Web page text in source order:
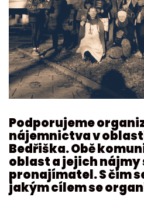
Podporujeme
nájemnictva v
Bedřiška. Obě
oblast a jejich
pronajímatel. S čím
jakým cílem se